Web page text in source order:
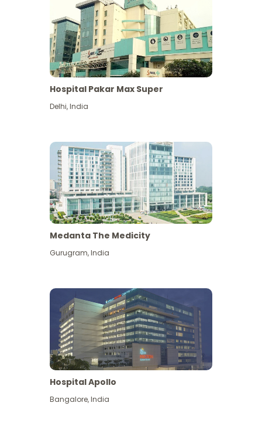
Hospital Pakar Max Super
Delhi,India
Medanta The Medicity
Gurugram,India
Hospital Apollo
Bangalore,India